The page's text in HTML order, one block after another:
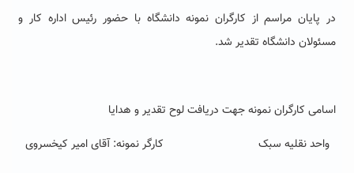
در پایان مراسم از کارگران نمونه دانشگاه با حضور رئیس اداره کار و
مسئولان دانشگاه تقدیر شد.
اسامی کارگران نمونه جهت دریافت لوح تقدیر و هدایا
واحد نقلیه سبک کارگر نمونه: آقای امیر کیخسروی